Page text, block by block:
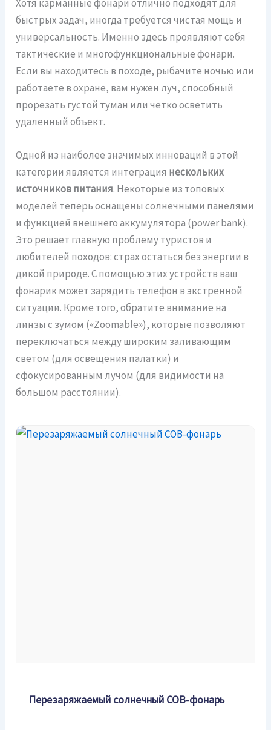
Хотя карманные фонари отлично подходят для
быстрых задач, иногда требуется чистая мощь и
универсальность. Именно здесь проявляют себя
тактические и многофункциональные фонари.
Если вы находитесь в походе, рыбачите ночью или
работаете в охране, вам нужен луч, способный
прорезать густой туман или четко осветить
удаленный объект.
Одной из наиболее значимых инноваций в этой
категории является интеграция нескольких
источников питания. Некоторые из топовых
моделей теперь оснащены солнечными панелями
и функцией внешнего аккумулятора (power bank).
Это решает главную проблему туристов и
любителей походов: страх остаться без энергии в
дикой природе. С помощью этих устройств ваш
фонарик может зарядить телефон в экстренной
ситуации. Кроме того, обратите внимание на
линзы с зумом («Zoomable»), которые позволяют
переключаться между широким заливающим
светом (для освещения палатки) и
сфокусированным лучом (для видимости на
большом расстоянии).
Перезаряжаемый солнечный COB-фонарь